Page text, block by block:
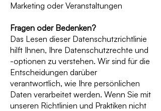
Marketing oder Veranstaltungen
Fragen oder Bedenken?
Das Lesen dieser Datenschutzrichtlinie
hilft Ihnen, Ihre Datenschutzrechte und
-optionen zu verstehen. Wir sind für die
Entscheidungen darüber
verantwortlich, wie Ihre persönlichen
Daten verarbeitet werden. Wenn Sie mit
unseren Richtlinien und Praktiken nicht